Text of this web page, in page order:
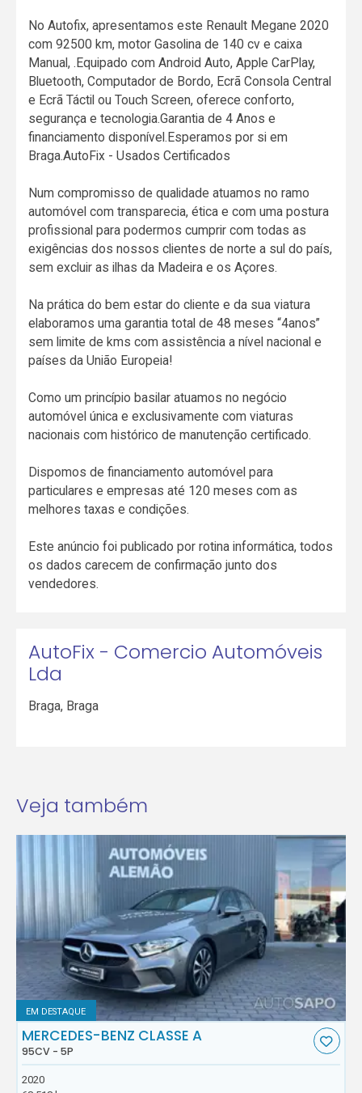
No Autofix, apresentamos este Renault Megane 2020
com 92500 km, motor Gasolina de 140 cv e caixa
Manual, .Equipado com Android Auto, Apple CarPlay,
Bluetooth, Computador de Bordo, Ecrã Consola Central
e Ecrã Táctil ou Touch Screen, oferece conforto,
segurança e tecnologia.Garantia de 4 Anos e
financiamento disponível.Esperamos por si em
Braga.AutoFix - Usados Certificados
Num compromisso de qualidade atuamos no ramo
automóvel com transparecia, ética e com uma postura
profissional para podermos cumprir com todas as
exigências dos nossos clientes de norte a sul do país,
sem excluir as ilhas da Madeira e os Açores.
Na prática do bem estar do cliente e da sua viatura
elaboramos uma garantia total de 48 meses “4anos”
sem limite de kms com assistência a nível nacional e
países da União Europeia!
Como um princípio basilar atuamos no negócio
automóvel única e exclusivamente com viaturas
nacionais com histórico de manutenção certificado.
Dispomos de financiamento automóvel para
particulares e empresas até 120 meses com as
melhores taxas e condições.
Este anúncio foi publicado por rotina informática, todos
os dados carecem de confirmação junto dos
vendedores.
AutoFix - Comercio Automóveis
Lda
Braga, Braga
Veja também
EM DESTAQUE
MERCEDES-BENZ CLASSE A
95CV - 5P
2020